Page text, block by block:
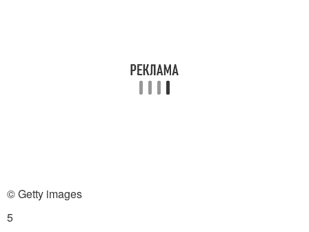
© Getty images
5